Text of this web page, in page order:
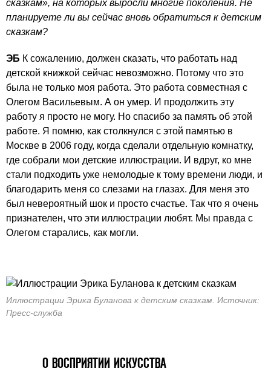
сказкам», на которых выросли многие поколения. Не
планируете ли вы сейчас вновь обратиться к детским
сказкам?
ЭБ К сожалению, должен сказать, что работать над
детской книжкой сейчас невозможно. Потому что это
была не только моя работа. Это работа совместная с
Олегом Васильевым. А он умер. И продолжить эту
работу я просто не могу. Но спасибо за память об этой
работе. Я помню, как столкнулся с этой памятью в
Москве в 2006 году, когда сделали отдельную комнатку,
где собрали мои детские иллюстрации. И вдруг, ко мне
стали подходить уже немолодые к тому времени люди, и
благодарить меня со слезами на глазах. Для меня это
был невероятный шок и просто счастье. Так что я очень
признателен, что эти иллюстрации любят. Мы правда с
Олегом старались, как могли.
Иллюстрации Эрика Буланова к детским сказкам. Источник:
Пресс-служба
О ВОСПРИЯТИИ ИСКУССТВА